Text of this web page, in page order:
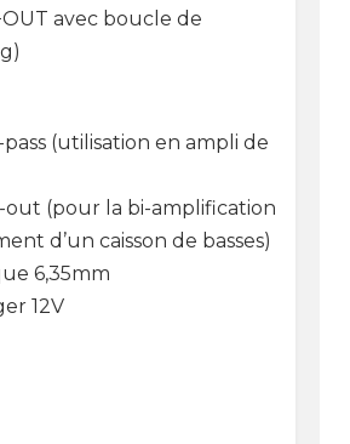
avec boucle de
pass (utilisation en ampli de
out (pour la bi-amplification
d’un caisson de basses)
6,35mm
12V